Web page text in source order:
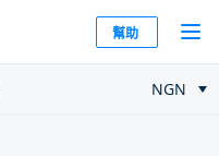
幫助
NGN